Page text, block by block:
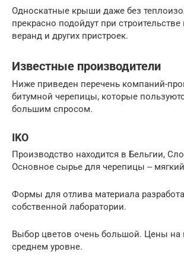
Односкатные крыши даже без
прекрасно подойдут при строительстве
веранд и других пристроек.
Известные производители
Ниже приведен перечень компаний-
битумной черепицы, которые
большим спросом.
IKO
Производство находится в Бельгии,
Основное сырье для черепицы ‒
Формы для отлива материала
собственной лаборатории.
Выбор цветов очень большой. Цены на
среднем уровне.